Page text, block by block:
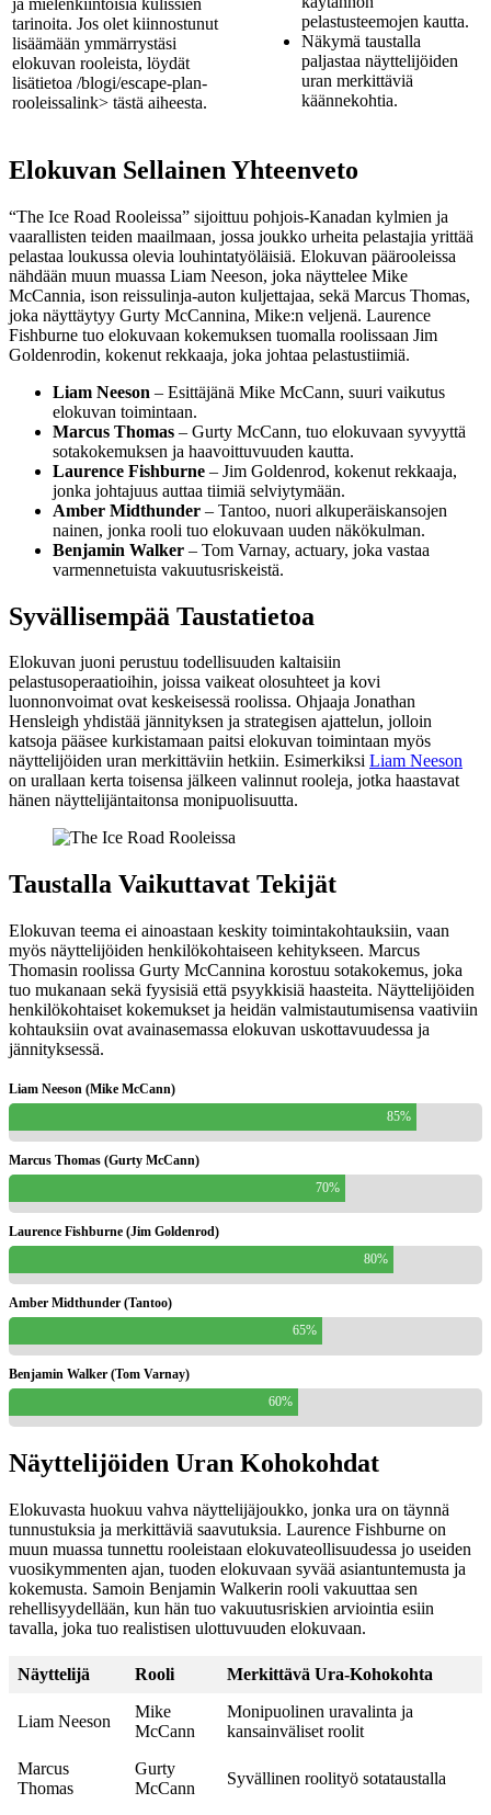
tarinoita. Jos olet kiinnostunut
lisäämään ymmärrystäsi
elokuvan rooleista, löydät
lisätietoa /blogi/escape-plan-
rooleissalink> tästä aiheesta.
pelastusteemojen kautta.
Näkymä taustalla
paljastaa näyttelijöiden
uran merkittäviä
käännekohtia.
Elokuvan Sellainen Yhteenveto
“The Ice Road Rooleissa” sijoittuu pohjois-Kanadan kylmien ja
vaarallisten teiden maailmaan, jossa joukko urheita pelastajia yrittää
pelastaa loukussa olevia louhintatyöläisiä. Elokuvan päärooleissa
nähdään muun muassa Liam Neeson, joka näyttelee Mike
McCannia, ison reissulinja-auton kuljettajaa, sekä Marcus Thomas,
joka näyttäytyy Gurty McCannina, Mike:n veljenä. Laurence
Fishburne tuo elokuvaan kokemuksen tuomalla roolissaan Jim
Goldenrodin, kokenut rekkaaja, joka johtaa pelastustiimiä.
Liam Neeson – Esittäjänä Mike McCann, suuri vaikutus
elokuvan toimintaan.
Marcus Thomas – Gurty McCann, tuo elokuvaan syvyyttä
sotakokemuksen ja haavoittuvuuden kautta.
Laurence Fishburne – Jim Goldenrod, kokenut rekkaaja,
jonka johtajuus auttaa tiimiä selviytymään.
Amber Midthunder – Tantoo, nuori alkuperäiskansojen
nainen, jonka rooli tuo elokuvaan uuden näkökulman.
Benjamin Walker – Tom Varnay, actuary, joka vastaa
varmennetuista vakuutusriskeistä.
Syvällisempää Taustatietoa
Elokuvan juoni perustuu todellisuuden kaltaisiin
pelastusoperaatioihin, joissa vaikeat olosuhteet ja kovi
luonnonvoimat ovat keskeisessä roolissa. Ohjaaja Jonathan
Hensleigh yhdistää jännityksen ja strategisen ajattelun, jolloin
katsoja pääsee kurkistamaan paitsi elokuvan toimintaan myös
näyttelijöiden uran merkittäviin hetkiin. Esimerkiksi Liam Neeson
on urallaan kerta toisensa jälkeen valinnut rooleja, jotka haastavat
hänen näyttelijäntaitonsa monipuolisuutta.
Taustalla Vaikuttavat Tekijät
Elokuvan teema ei ainoastaan keskity toimintakohtauksiin, vaan
myös näyttelijöiden henkilökohtaiseen kehitykseen. Marcus
Thomasin roolissa Gurty McCannina korostuu sotakokemus, joka
tuo mukanaan sekä fyysisiä että psyykkisiä haasteita. Näyttelijöiden
henkilökohtaiset kokemukset ja heidän valmistautumisensa vaativiin
kohtauksiin ovat avainasemassa elokuvan uskottavuudessa ja
jännityksessä.
Liam Neeson (Mike McCann)
85%
Marcus Thomas (Gurty McCann)
70%
Laurence Fishburne (Jim Goldenrod)
80%
Amber Midthunder (Tantoo)
65%
Benjamin Walker (Tom Varnay)
60%
Näyttelijöiden Uran Kohokohdat
Elokuvasta huokuu vahva näyttelijäjoukko, jonka ura on täynnä
tunnustuksia ja merkittäviä saavutuksia. Laurence Fishburne on
muun muassa tunnettu rooleistaan elokuvateollisuudessa jo useiden
vuosikymmenten ajan, tuoden elokuvaan syvää asiantuntemusta ja
kokemusta. Samoin Benjamin Walkerin rooli vakuuttaa sen
rehellisyydellään, kun hän tuo vakuutusriskien arviointia esiin
tavalla, joka tuo realistisen ulottuvuuden elokuvaan.
Näyttelijä Rooli Merkittävä Ura-Kohokohta
Liam Neeson
Mike
McCann
Monipuolinen uravalinta ja
kansainväliset roolit
Marcus
Thomas
Gurty
McCann
Syvällinen roolityö sotataustalla